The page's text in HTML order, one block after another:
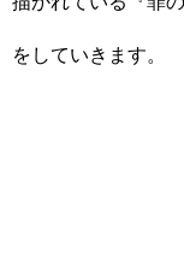
をしていきます。